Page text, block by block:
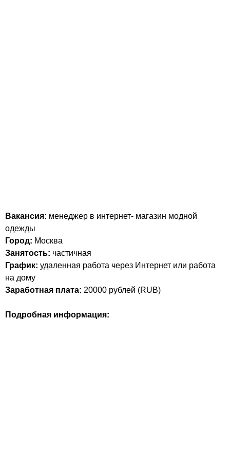
Вакансия: менеджер в интернет- магазин модной
одежды
Город: Москва
Занятость: частичная
График: удаленная работа через Интернет или работа
на дому
Заработная плата: 20000 рублей (RUB)
Подробная информация: